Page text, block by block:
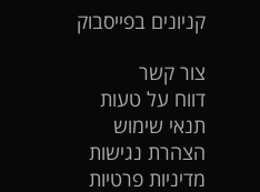
קניונים בפייסבוק
צור קשר
דווח על טעות
תנאי שימוש
הצהרת נגישות
מדיניות פרטיות